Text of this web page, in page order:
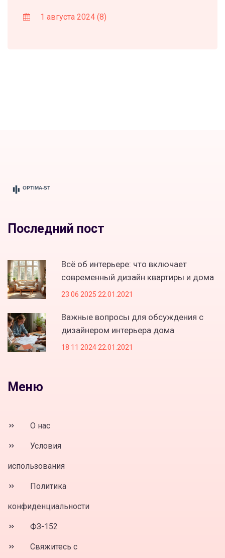
1 августа 2024 (8)
Последний пост
Всё об интерьере: что включает
современный дизайн квартиры и дома
23 06 2025 22.01.2021
Важные вопросы для обсуждения с
дизайнером интерьера дома
18 11 2024 22.01.2021
Меню
О нас
Условия
использования
Политика
конфиденциальности
ФЗ-152
Свяжитесь с